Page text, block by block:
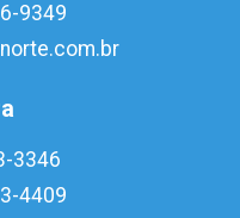
9349
3346
4409